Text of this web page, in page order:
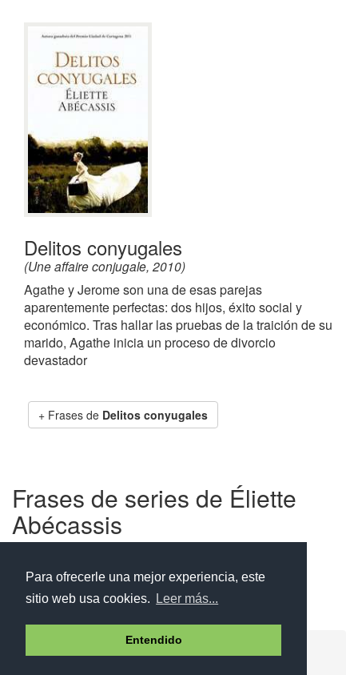
Para ofrecerle una mejor experiencia, este
sitio web usa cookies.
Leer más...
Entendido
Delitos conyugales
(Une affaire conjugale, 2010)
Agathe y Jerome son una de esas parejas
aparentemente perfectas: dos hijos, éxito social y
económico. Tras hallar las pruebas de la traición de su
marido, Agathe inicia un proceso de divorcio
devastador
Frases de Delitos conyugales
Frases de series de Éliette
Abécassis
Serie Qumrán
Aviso legal